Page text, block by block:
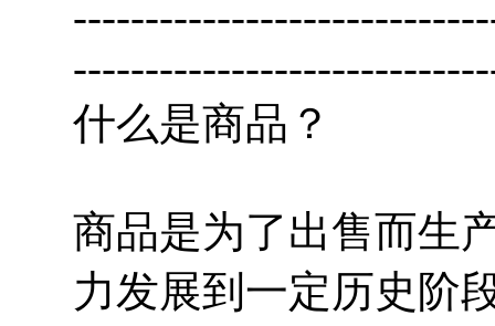
什么是商品？
商品是为了出售而生
力发展到一定历史阶